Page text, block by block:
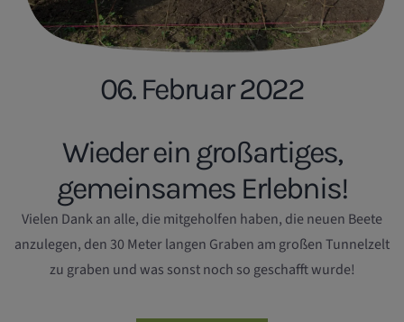
06. Februar 2022
Wieder ein großartiges,
gemeinsames Erlebnis!
Vielen Dank an alle, die mitgeholfen haben, die neuen Beete
anzulegen, den 30 Meter langen Graben am großen Tunnelzelt
zu graben und was sonst noch so geschafft wurde!